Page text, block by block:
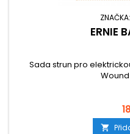
ZNAČKA:
ERNIE
Sada strun pro
